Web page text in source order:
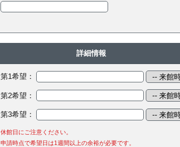
詳細情報
第1希望：
第2希望：
第3希望：
休館日にご注意ください。
申請時点で希望日は1週間以上の余裕が必要です。